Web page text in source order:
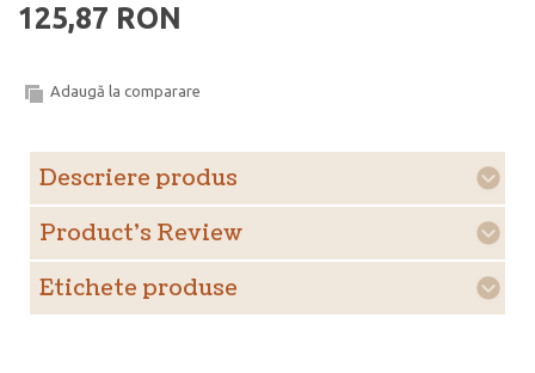
125,87 RON
Adaugă la comparare
Descriere produs
Product's Review
Etichete produse